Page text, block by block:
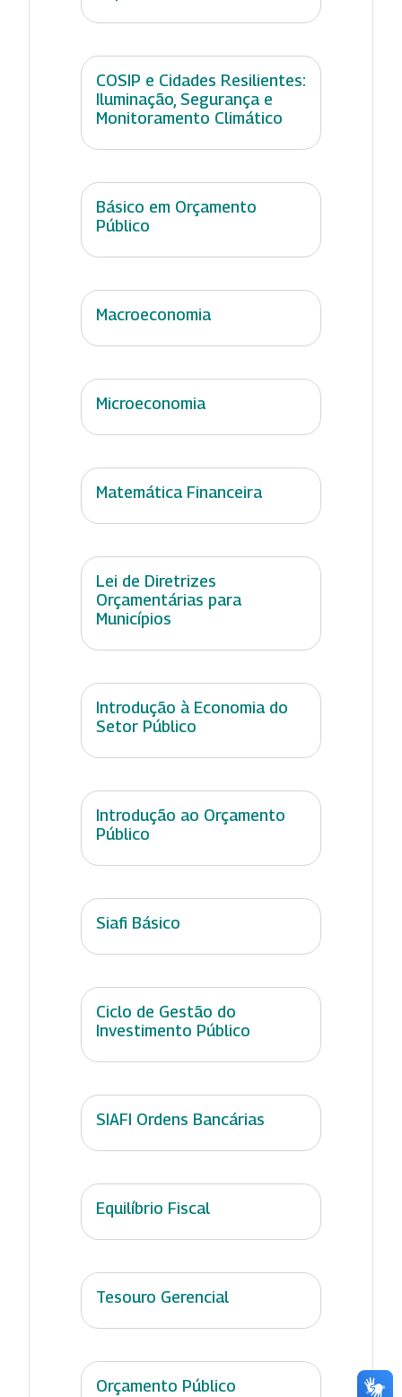
COSIP e Cidades Resilientes:
Iluminação, Segurança e
Monitoramento Climático
Básico em Orçamento
Público
Macroeconomia
Microeconomia
Matemática Financeira
Lei de Diretrizes
Orçamentárias para
Municípios
Introdução à Economia do
Setor Público
Introdução ao Orçamento
Público
Siafi Básico
Ciclo de Gestão do
Investimento Público
SIAFI Ordens Bancárias
Equilíbrio Fiscal
Tesouro Gerencial
Orçamento Público